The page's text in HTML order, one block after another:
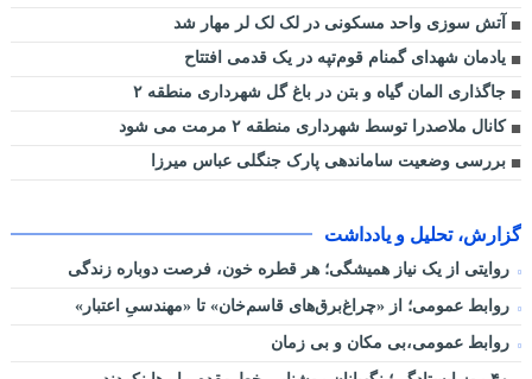
آتش سوزی واحد مسکونی در لک لک لر مهار شد
یادمان شهدای گمنام قوم‌تپه در یک قدمی افتتاح
جاگذاری المان گیاه و بتن در باغ گل شهرداری منطقه ۲
کانال ملاصدرا توسط شهرداری منطقه ۲ مرمت می شود
بررسی وضعیت ساماندهی پارک جنگلی عباس میرزا
گزارش، تحلیل و یادداشت
روایتی از یک نیاز همیشگی؛ هر قطره خون، فرصت دوباره زندگی
روابط عمومی؛ از «چراغ‌برق‌های قاسم‌خان» تا «مهندسیِ اعتبار»
روابط عمومی،بی مکان و بی زمان